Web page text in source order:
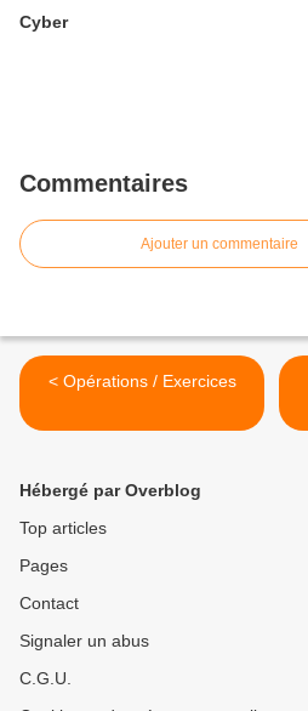
Cyber
Commentaires
Ajouter un commentaire
< Opérations / Exercices
Hébergé par Overblog
Top articles
Pages
Contact
Signaler un abus
C.G.U.